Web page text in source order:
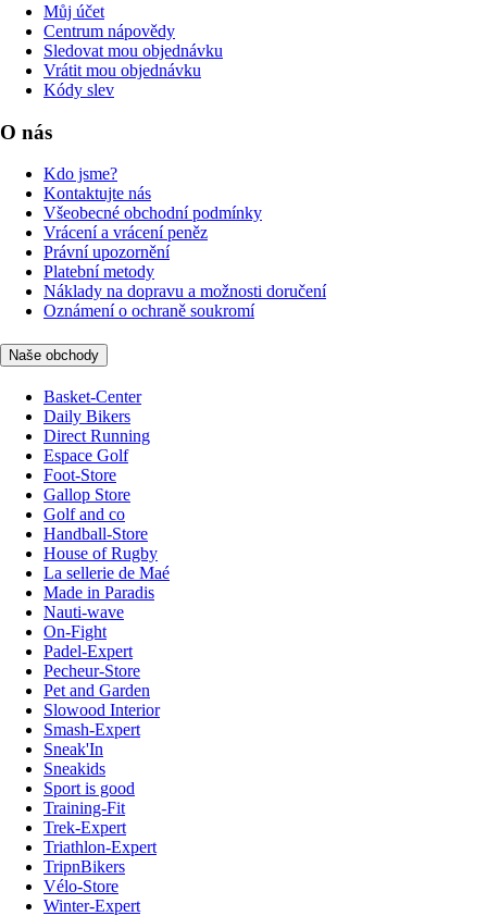
Můj účet
Centrum nápovědy
Sledovat mou objednávku
Vrátit mou objednávku
Kódy slev
O nás
Kdo jsme?
Kontaktujte nás
Všeobecné obchodní podmínky
Vrácení a vrácení peněz
Právní upozornění
Platební metody
Náklady na dopravu a možnosti doručení
Oznámení o ochraně soukromí
Naše obchody
Basket-Center
Daily Bikers
Direct Running
Espace Golf
Foot-Store
Gallop Store
Golf and co
Handball-Store
House of Rugby
La sellerie de Maé
Made in Paradis
Nauti-wave
On-Fight
Padel-Expert
Pecheur-Store
Pet and Garden
Slowood Interior
Smash-Expert
Sneak'In
Sneakids
Sport is good
Training-Fit
Trek-Expert
Triathlon-Expert
TripnBikers
Vélo-Store
Winter-Expert